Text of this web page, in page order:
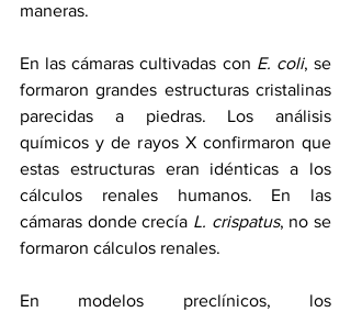
maneras.
En las cámaras cultivadas con E. coli, se
formaron grandes estructuras cristalinas
parecidas a piedras. Los análisis
químicos y de rayos X confirmaron que
estas estructuras eran idénticas a los
cálculos renales humanos. En las
cámaras donde crecía L. crispatus, no se
formaron cálculos renales.
En modelos preclínicos, los